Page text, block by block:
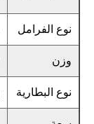
نوع الفرامل
وزن
نوع البطارية